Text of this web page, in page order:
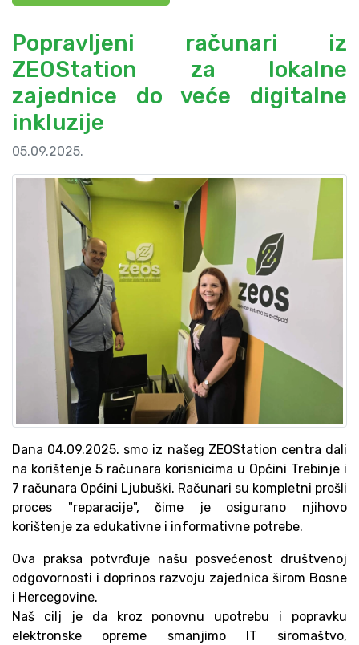
Popravljeni računari iz
ZEOStation za lokalne
zajednice do veće digitalne
inkluzije
05.09.2025.
Dana 04.09.2025. smo iz našeg ZEOStation centra dali
na korištenje 5 računara korisnicima u Općini Trebinje i
7 računara Općini Ljubuški. Računari su kompletni prošli
proces "reparacije", čime je osigurano njihovo
korištenje za edukativne i informativne potrebe.
Ova praksa potvrđuje našu posvećenost društvenoj
odgovornosti i doprinos razvoju zajednica širom Bosne
i Hercegovine.
Naš cilj je da kroz ponovnu upotrebu i popravku
elektronske opreme smanjimo IT siromaštvo,